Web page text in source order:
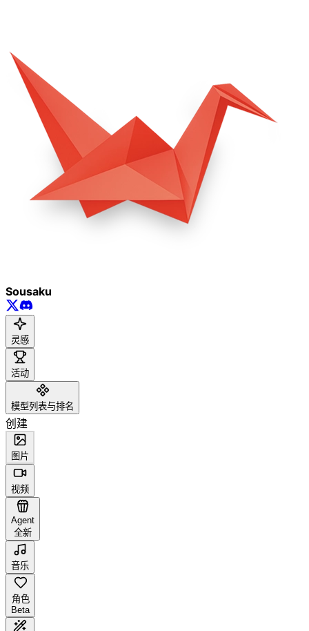
Sousaku
灵感
活动
模型列表与排名
创建
图片
视频
Agent
全新
音乐
角色
Beta